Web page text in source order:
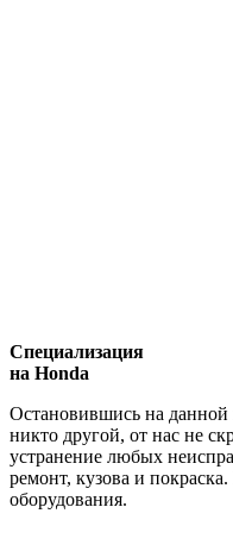
Специализация
на Honda
Остановившись на данной
никто другой, от нас не
устранение любых
ремонт, кузова и
оборудования.